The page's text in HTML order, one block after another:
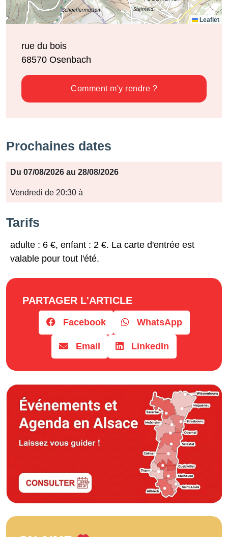
Leaflet
rue du bois
68570 Osenbach
Comment m'y rendre ?
Prochaines dates
Période
Jours
Du 07/08/2026 au 28/08/2026
Vendredi de 20:30 à
Tarifs
adulte : 6 €, enfant : 2 €. La carte d'entrée est
valable pour tout l'été.
PARTAGER L'ARTICLE
Facebook WhatsApp
Email LinkedIn